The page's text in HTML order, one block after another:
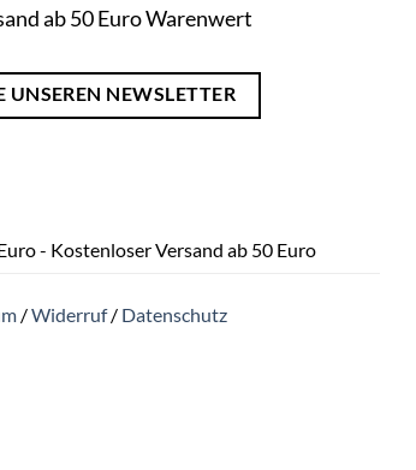
ab 50 Euro Warenwert
UNSEREN NEWSLETTER
- Kostenloser Versand ab 50 Euro
/Widerruf/ Datenschutz